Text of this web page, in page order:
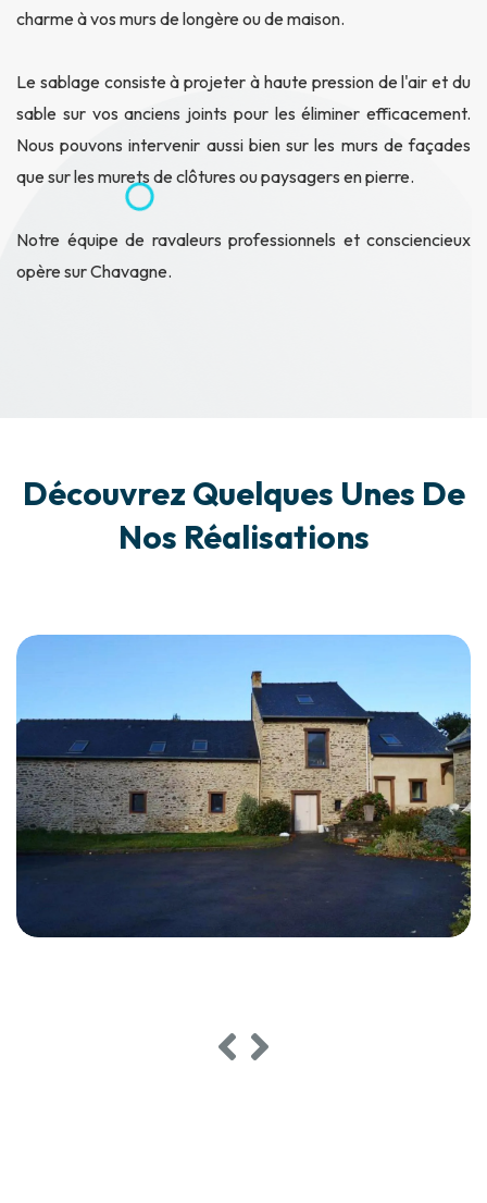
charme à vos murs de longère ou de maison.
Le sablage consiste à projeter à haute pression de l'air et du
sable sur vos anciens joints pour les éliminer efficacement.
Nous pouvons intervenir aussi bien sur les murs de façades
que sur les murets de clôtures ou paysagers en pierre.
Notre équipe de ravaleurs professionnels et consciencieux
opère sur Chavagne.
Découvrez Quelques Unes De
Nos Réalisations